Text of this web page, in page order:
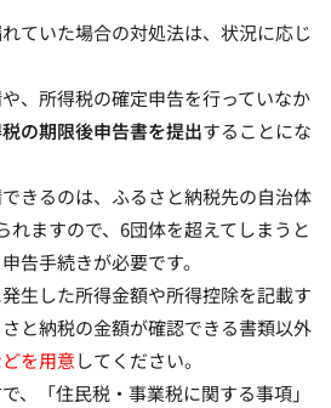
ていた場合の対処法は、状況に応じ
、所得税の確定申告を行っていなか
の期限後申告書を提出することにな
きるのは、ふるさと納税先の自治体
れますので、6団体を超えてしまうと
告手続きが必要です。
生した所得金額や所得控除を記載す
と納税の金額が確認できる書類以外
を用意してください。
、「住民税・事業税に関する事項」